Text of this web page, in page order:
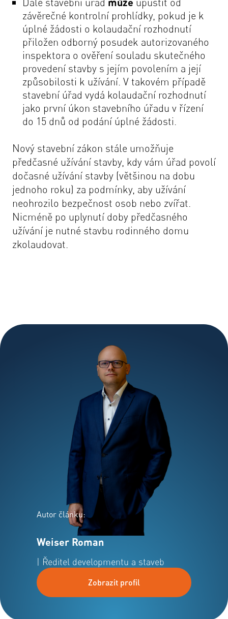
závěrečné kontrolní prohlídky, pokud je k
úplné žádosti o kolaudační rozhodnutí
přiložen odborný posudek autorizovaného
inspektora o ověření souladu skutečného
provedení stavby s jejím povolením a její
způsobilosti k užívání. V takovém případě
stavební úřad vydá kolaudační rozhodnutí
jako první úkon stavebního úřadu v řízení
do 15 dnů od podání úplné žádosti.
Nový stavební zákon stále umožňuje
předčasné užívání stavby, kdy vám úřad povolí
dočasné užívání stavby (většinou na dobu
jednoho roku) za podmínky, aby užívání
neohrozilo bezpečnost osob nebo zvířat.
Nicméně po uplynutí doby předčasného
užívání je nutné stavbu rodinného domu
zkolaudovat.
Autor článku:
Weiser Roman
| Ředitel developmentu a staveb
Zobrazit profil